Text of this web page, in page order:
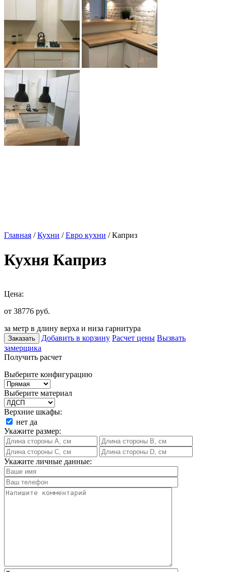
Главная /Кухни /Евро кухни / Каприз
Кухня Каприз
Цена:
от 38776 руб.
за метр в длину верха и низа гарнитура
Заказать Добавить в корзину Расчет цены Вызвать
замерщика
Получить расчет
Выберите конфигурацию
Выберите материал
Верхние шкафы:
нет да
Укажите размер:
Укажите личные данные: